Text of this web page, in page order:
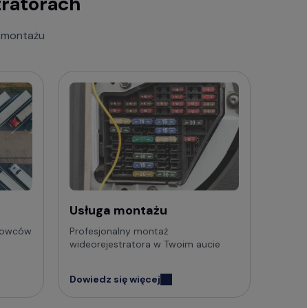
najczęściej zadawanych pytań i
Usługa montażu
Profesjonalny montaż
wideorejestratora w Twoim aucie
Dowiedz się więcej